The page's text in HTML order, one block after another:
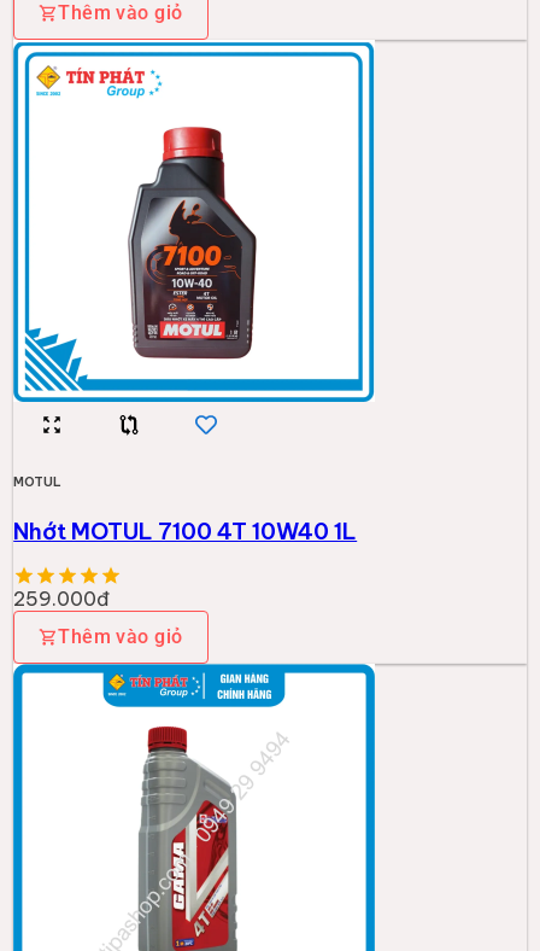
Thêm vào giỏ
MOTUL
Nhớt MOTUL 7100 4T 10W40 1L
259.000đ
Thêm vào giỏ